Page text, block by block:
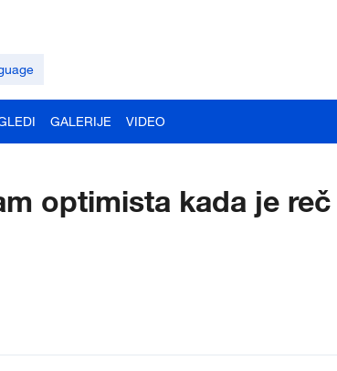
GALERIJE VIDEO
optimista kada je